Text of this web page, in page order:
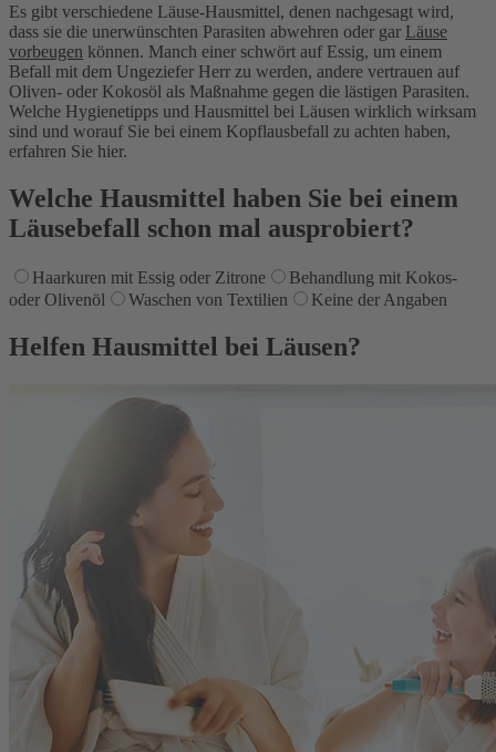
Es gibt verschiedene Läuse-Hausmittel, denen nachgesagt wird,
dass sie die unerwünschten Parasiten abwehren oder gar Läuse
vorbeugen können. Manch einer schwört auf Essig, um einem
Befall mit dem Ungeziefer Herr zu werden, andere vertrauen auf
Oliven- oder Kokosöl als Maßnahme gegen die lästigen Parasiten.
Welche Hygienetipps und Hausmittel bei Läusen wirklich wirksam
sind und worauf Sie bei einem Kopflausbefall zu achten haben,
erfahren Sie hier.
Welche Hausmittel haben Sie bei einem
Läusebefall schon mal ausprobiert?
Haarkuren mit Essig oder Zitrone
Behandlung mit Kokos-
oder Olivenöl
Waschen von Textilien Keine der Angaben
Helfen Hausmittel bei Läusen?